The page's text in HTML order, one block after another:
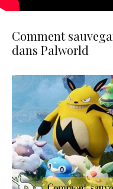
Comment
dans Palworld